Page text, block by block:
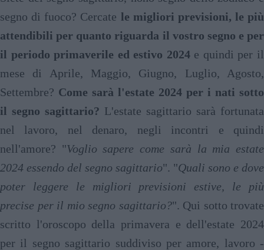
segno di fuoco? Cercate le migliori previsioni, le più
attendibili per quanto riguarda il vostro segno e per
il periodo primaverile ed estivo 2024e quindi per il
mese di Aprile, Maggio, Giugno, Luglio, Agosto,
Settembre? Come sarà l'estate 2024 per i nati sotto
il segno sagittario? L'estate sagittario sarà fortunata
nel lavoro, nel denaro, negli incontri e quindi
nell'amore? "Voglio sapere come sarà la mia estate
2024 essendo del segno sagittario". "Quali sono e dove
poter leggere le migliori previsioni estive, le più
precise per il mio segno sagittario?". Qui sotto trovate
scritto l'oroscopo della primavera e dell'estate 2024
per il segno sagittario suddiviso per amore, lavoro -